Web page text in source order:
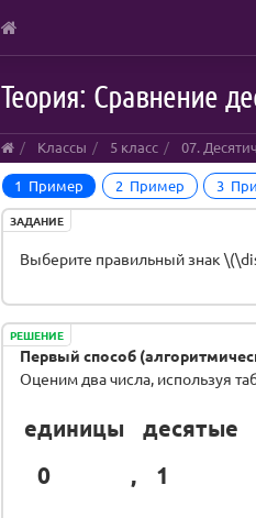
Теория: Сравнение
Классы 5 класс 07.
1 Пример 2 Пример 3
ЗАДАНИЕ
Выберите правильный знак
РЕШЕНИЕ
Первый способ
Оценим два числа, используя
единицы десятые
0 , 1